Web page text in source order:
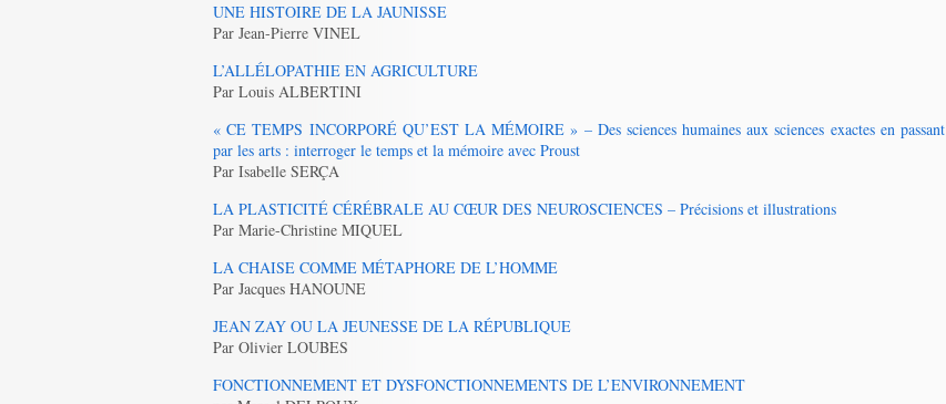
UNE HISTOIRE DE LA JAUNISSE
Par Jean-Pierre VINEL
L’ALLÉLOPATHIE EN AGRICULTURE
Par Louis ALBERTINI
« CE TEMPS INCORPORÉ QU’EST LA MÉMOIRE » – Des sciences humaines aux sciences exactes en passant
par les arts : interroger le temps et la mémoire avec Proust
Par Isabelle SERÇA
LA PLASTICITÉ CÉRÉBRALE AU CŒUR DES NEUROSCIENCES – Précisions et illustrations
Par Marie-Christine MIQUEL
LA CHAISE COMME MÉTAPHORE DE L’HOMME
Par Jacques HANOUNE
JEAN ZAY OU LA JEUNESSE DE LA RÉPUBLIQUE
Par Olivier LOUBES
FONCTIONNEMENT ET DYSFONCTIONNEMENTS DE L’ENVIRONNEMENT